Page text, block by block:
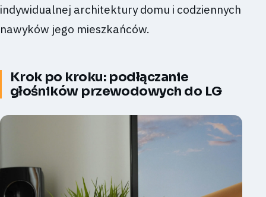
indywidualnej architektury domu i codziennych
nawyków jego mieszkańców.
Krok po kroku: podłączanie
głośników przewodowych do LG